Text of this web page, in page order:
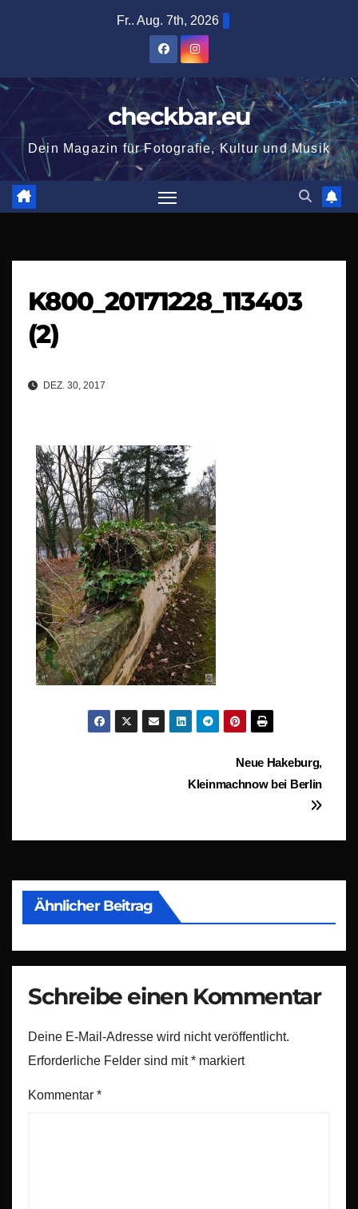
Fr.. Aug. 7th, 2026
checkbar.eu
Dein Magazin für Fotografie, Kultur und Musik
K800_20171228_113403
(2)
DEZ. 30, 2017
BeitragsnavigationNeue Hakeburg,
Kleinmachnow bei Berlin
Ähnlicher Beitrag
Schreibe einen Kommentar
Deine E-Mail-Adresse wird nicht veröffentlicht.
Erforderliche Felder sind mit* markiert
Kommentar *